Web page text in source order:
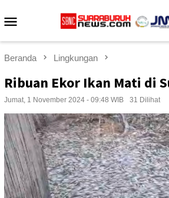
ke
Beranda Lingkungan
Ribuan Ekor Ikan Mati di
Jumat, 1 November 2024 - 09:48 WIB 31 Dilihat